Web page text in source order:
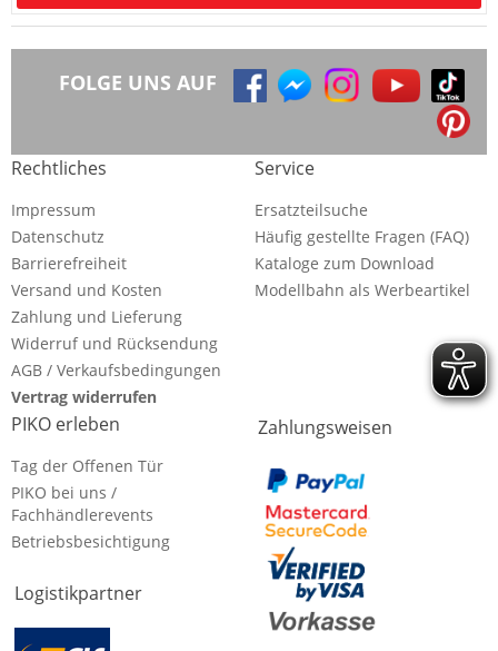
FOLGE UNS AUF
Rechtliches
Impressum
Datenschutz
Barrierefreiheit
Versand und Kosten
Zahlung und Lieferung
Widerruf und Rücksendung
AGB / Verkaufsbedingungen
Vertrag widerrufen
Service
Ersatzteilsuche
Häufig gestellte Fragen (FAQ)
Kataloge zum Download
Modellbahn als Werbeartikel
PIKO erleben
Tag der Offenen Tür
PIKO bei uns /
Fachhändlerevents
Betriebsbesichtigung
Logistikpartner
Zahlungsweisen